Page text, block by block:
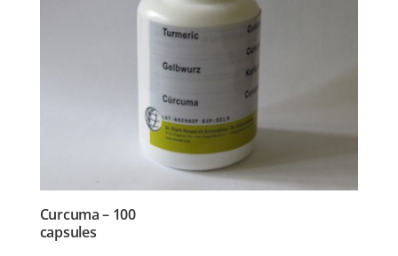
Curcuma – 100
capsules